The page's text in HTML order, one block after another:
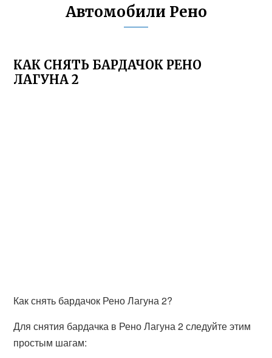
Автомобили Рено
КАК СНЯТЬ БАРДАЧОК РЕНО
ЛАГУНА 2
Как снять бардачок Рено Лагуна 2?
Для снятия бардачка в Рено Лагуна 2 следуйте этим
простым шагам: